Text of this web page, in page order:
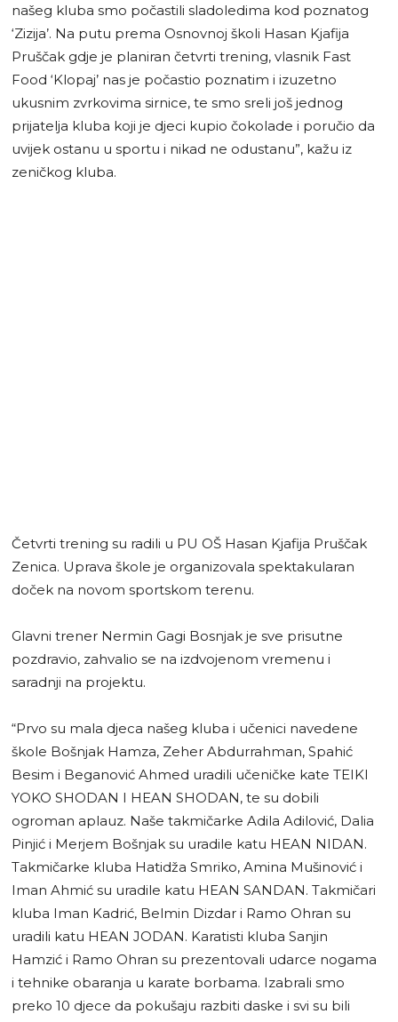
našeg kluba smo počastili sladoledima kod poznatog
‘Zizija’. Na putu prema Osnovnoj školi Hasan Kjafija
Pruščak gdje je planiran četvrti trening, vlasnik Fast
Food ‘Klopaj’ nas je počastio poznatim i izuzetno
ukusnim zvrkovima sirnice, te smo sreli još jednog
prijatelja kluba koji je djeci kupio čokolade i poručio da
uvijek ostanu u sportu i nikad ne odustanu”, kažu iz
zeničkog kluba.
Četvrti trening su radili u PU OŠ Hasan Kjafija Pruščak
Zenica. Uprava škole je organizovala spektakularan
doček na novom sportskom terenu.
Glavni trener Nermin Gagi Bosnjak je sve prisutne
pozdravio, zahvalio se na izdvojenom vremenu i
saradnji na projektu.
“Prvo su mala djeca našeg kluba i učenici navedene
škole Bošnjak Hamza, Zeher Abdurrahman, Spahić
Besim i Beganović Ahmed uradili učeničke kate TEIKI
YOKO SHODAN I HEAN SHODAN, te su dobili
ogroman aplauz. Naše takmičarke Adila Adilović, Dalia
Pinjić i Merjem Bošnjak su uradile katu HEAN NIDAN.
Takmičarke kluba Hatidža Smriko, Amina Mušinović i
Iman Ahmić su uradile katu HEAN SANDAN. Takmičari
kluba Iman Kadrić, Belmin Dizdar i Ramo Ohran su
uradili katu HEAN JODAN. Karatisti kluba Sanjin
Hamzić i Ramo Ohran su prezentovali udarce nogama
i tehnike obaranja u karate borbama. Izabrali smo
preko 10 djece da pokušaju razbiti daske i svi su bili